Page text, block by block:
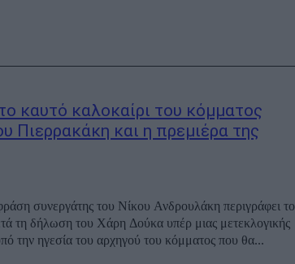
καυτό καλοκαίρι του κόμματος
Πιερρακάκη και η πρεμιέρα της
συνεργάτης του Νίκου Ανδρουλάκη περιγράφει το
τη δήλωση του Χάρη Δούκα υπέρ μιας μετεκλογικής
ηγεσία του αρχηγού του κόμματος που θα...